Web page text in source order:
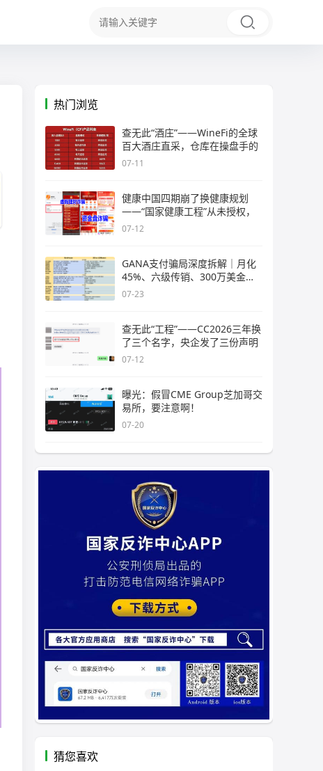
热门浏览
查无此“酒庄”——WineFi的全球
百大酒庄直采，仓库在操盘手的
07-11
健康中国四期崩了换健康规划
——“国家健康工程”从未授权，
07-12
GANA支付骗局深度拆解｜月化
45%、六级传销、300万美金窟
窿，拉菲
07-23
查无此“工程”——CC2026三年换
了三个名字，央企发了三份声明
07-12
曝光：假冒CME Group芝加哥交
易所，要注意啊！
07-20
猜您喜欢